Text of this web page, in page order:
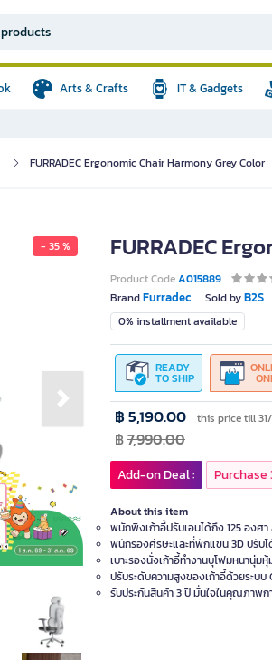
Arts & Crafts IT & Gadgets
FURRADEC Ergonomic Chair Harmony Grey Color
- 35 %
Next slide
FURRADEC
Product CodeA015889
BrandFurradec Sold byB2S
0% installment available
READY
TO SHIP
฿ 5,190.00 this price till
฿7,990.00
Add-on Deal :
About this item
พนักพิงเก้าอี้ปรับเอนได้ถึง 125 องศ
พนักรองศีรษะและที่พักแขน 3D ปรับ
เบาะรองนั่งเก้าอี้ทำงานบุโฟมหนานุ่ม
ปรับระดับความสูงของเก้าอี้ด้วยระบ
รับประกันสินค้า 3 ปี มั่นใจในคุณภาพก